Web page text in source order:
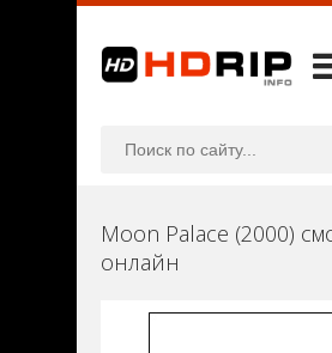
Moon Palace (2000)
онлайн